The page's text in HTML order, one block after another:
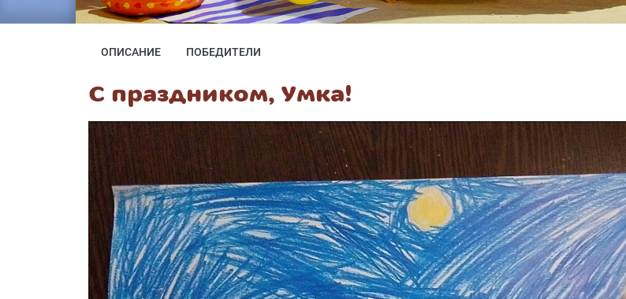
ОПИСАНИЕ ПОБЕДИТЕЛИ
С праздником, Умка!